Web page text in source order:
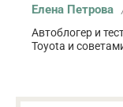
Елена Петрова
Автоблогер и
Toyota и